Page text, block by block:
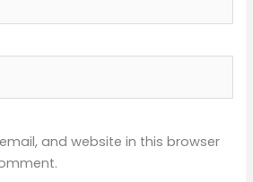
and website in this browser